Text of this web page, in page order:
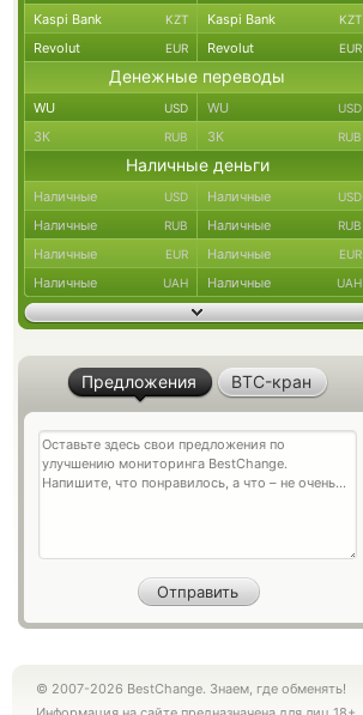
Kaspi Bank KZT Kaspi Bank KZT
Revolut EUR Revolut EUR
Денежные переводы
WU USD WU USD
ЗК RUB ЗК RUB
Наличные деньги
Наличные USD Наличные USD
Наличные RUB Наличные RUB
Наличные EUR Наличные EUR
Наличные UAH Наличные UAH
Предложения BTC-кран
© 2007-2026 BestChange. Знаем, где обменять!